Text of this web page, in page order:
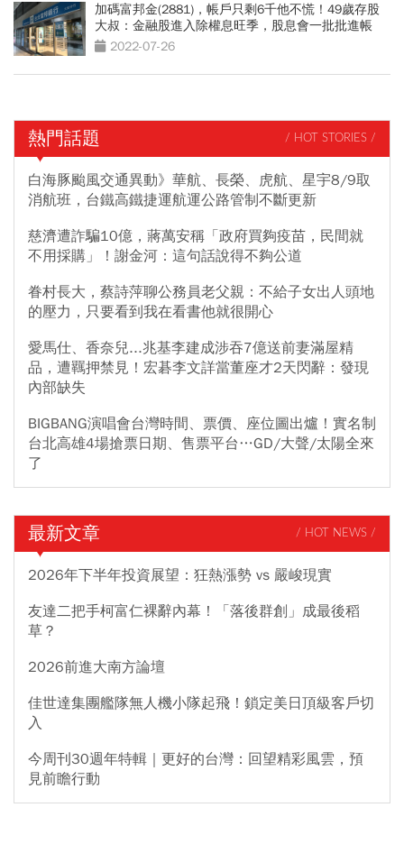
加碼富邦金(2881)，帳戶只剩6千他不慌！49歲存股
大叔：金融股進入除權息旺季，股息會一批批進帳
2022-07-26
熱門話題 / HOT STORIES /
白海豚颱風交通異動》華航、長榮、虎航、星宇8/9取
消航班，台鐵高鐵捷運航運公路管制不斷更新
慈濟遭詐騙10億，蔣萬安稱「政府買夠疫苗，民間就
不用採購」！謝金河：這句話說得不夠公道
眷村長大，蔡詩萍聊公務員老父親：不給子女出人頭地
的壓力，只要看到我在看書他就很開心
愛馬仕、香奈兒...兆基李建成涉吞7億送前妻滿屋精
品，遭羈押禁見！宏碁李文詳當董座才2天閃辭：發現
內部缺失
BIGBANG演唱會台灣時間、票價、座位圖出爐！實名制
台北高雄4場搶票日期、售票平台…GD/大聲/太陽全來
了
最新文章 / HOT NEWS /
2026年下半年投資展望：狂熱漲勢 vs 嚴峻現實
友達二把手柯富仁裸辭內幕！「落後群創」成最後稻
草？
2026前進大南方論壇
佳世達集團艦隊無人機小隊起飛！鎖定美日頂級客戶切
入
今周刊30週年特輯｜更好的台灣：回望精彩風雲，預
見前瞻行動